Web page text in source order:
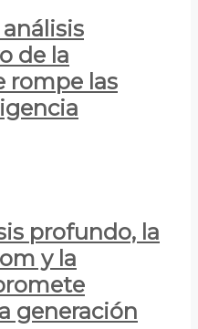
análisis
de la
rompe las
profundo, la
y la
generación